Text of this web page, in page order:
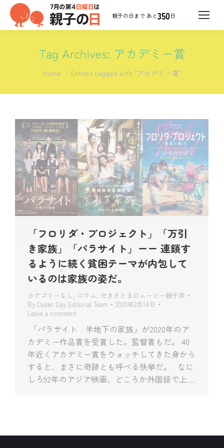
350日
Tag Archives: アカデミー賞
You are here:
Home Entries tagged with "アカデミー賞"
「フロリダ・プロジェクト」「万引
き家族」「パラサイト」ーー 連鎖す
るように続く貧困テーマが内包して
いるのは家族の姿だ。
カテゴリーなし コラム せきさとるのムービー親子丼
By Oyako Day Editorial Team
2020年2月14日
Leave a comment
「パラサイト 半地下の家族」が2020年のア
カデミー作品賞を受賞した。監督賞もだ。 40
年近くアカデミー賞をウォッチしてきた身から
すると、まさに奇跡とも呼べる快挙だ。 なに
しろ92年のアジア映画、どころか外国語で上…